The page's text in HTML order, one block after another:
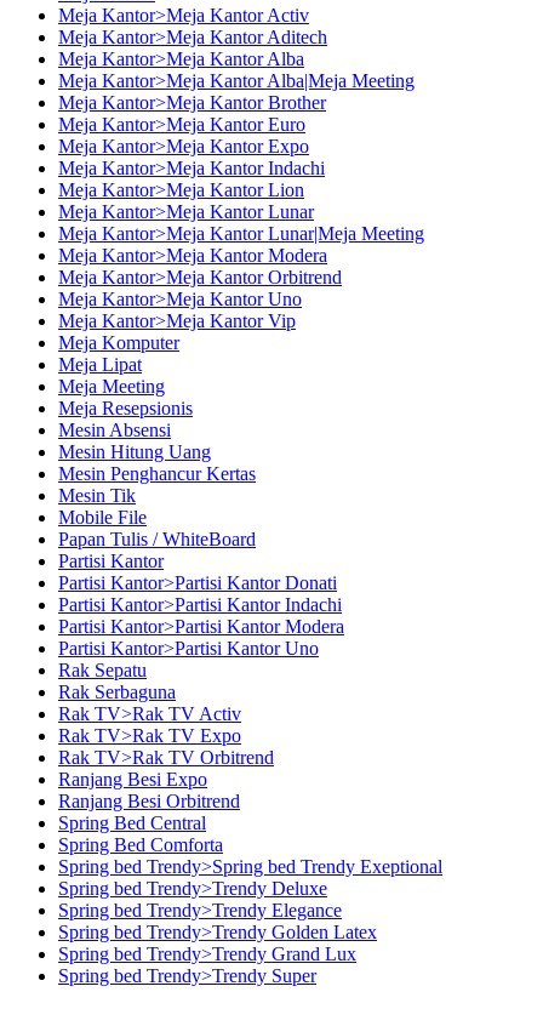
Meja Kantor>Meja Kantor Activ
Meja Kantor>Meja Kantor Aditech
Meja Kantor>Meja Kantor Alba
Meja Kantor>Meja Kantor Alba|Meja Meeting
Meja Kantor>Meja Kantor Brother
Meja Kantor>Meja Kantor Euro
Meja Kantor>Meja Kantor Expo
Meja Kantor>Meja Kantor Indachi
Meja Kantor>Meja Kantor Lion
Meja Kantor>Meja Kantor Lunar
Meja Kantor>Meja Kantor Lunar|Meja Meeting
Meja Kantor>Meja Kantor Modera
Meja Kantor>Meja Kantor Orbitrend
Meja Kantor>Meja Kantor Uno
Meja Kantor>Meja Kantor Vip
Meja Komputer
Meja Lipat
Meja Meeting
Meja Resepsionis
Mesin Absensi
Mesin Hitung Uang
Mesin Penghancur Kertas
Mesin Tik
Mobile File
Papan Tulis / WhiteBoard
Partisi Kantor
Partisi Kantor>Partisi Kantor Donati
Partisi Kantor>Partisi Kantor Indachi
Partisi Kantor>Partisi Kantor Modera
Partisi Kantor>Partisi Kantor Uno
Rak Sepatu
Rak Serbaguna
Rak TV>Rak TV Activ
Rak TV>Rak TV Expo
Rak TV>Rak TV Orbitrend
Ranjang Besi Expo
Ranjang Besi Orbitrend
Spring Bed Central
Spring Bed Comforta
Spring bed Trendy>Spring bed Trendy Exeptional
Spring bed Trendy>Trendy Deluxe
Spring bed Trendy>Trendy Elegance
Spring bed Trendy>Trendy Golden Latex
Spring bed Trendy>Trendy Grand Lux
Spring bed Trendy>Trendy Super